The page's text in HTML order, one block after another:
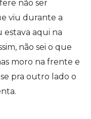
não ser
viu durante a
estava aqui na
não sei o que
moro na frente e
pra outro lado o